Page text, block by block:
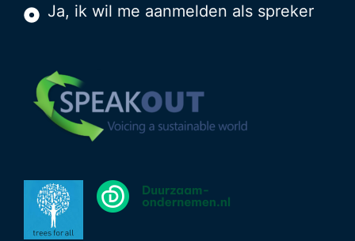
Ja, ik wil me aanmelden als spreker